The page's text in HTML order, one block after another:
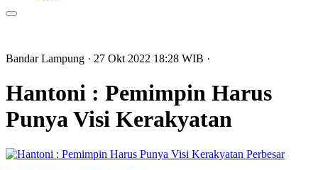
Bandar Lampung · 27 Okt 2022 18:28 WIB ·
Hantoni : Pemimpin Harus
Punya Visi Kerakyatan
Perbesar